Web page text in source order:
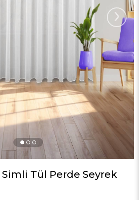
›
Tül Perde Seyrek